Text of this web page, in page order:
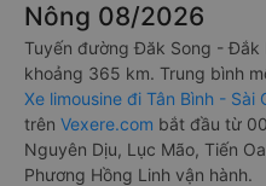
Nông 08/2026
Tuyến đường Đăk Song - Đắk
khoảng 365 km. Trung bình
Xe limousine đi Tân Bình -
trên Vexere.com bắt đầu từ
Nguyên Dịu, Lục Mão, Tiến
Phương Hồng Linh vận hành.